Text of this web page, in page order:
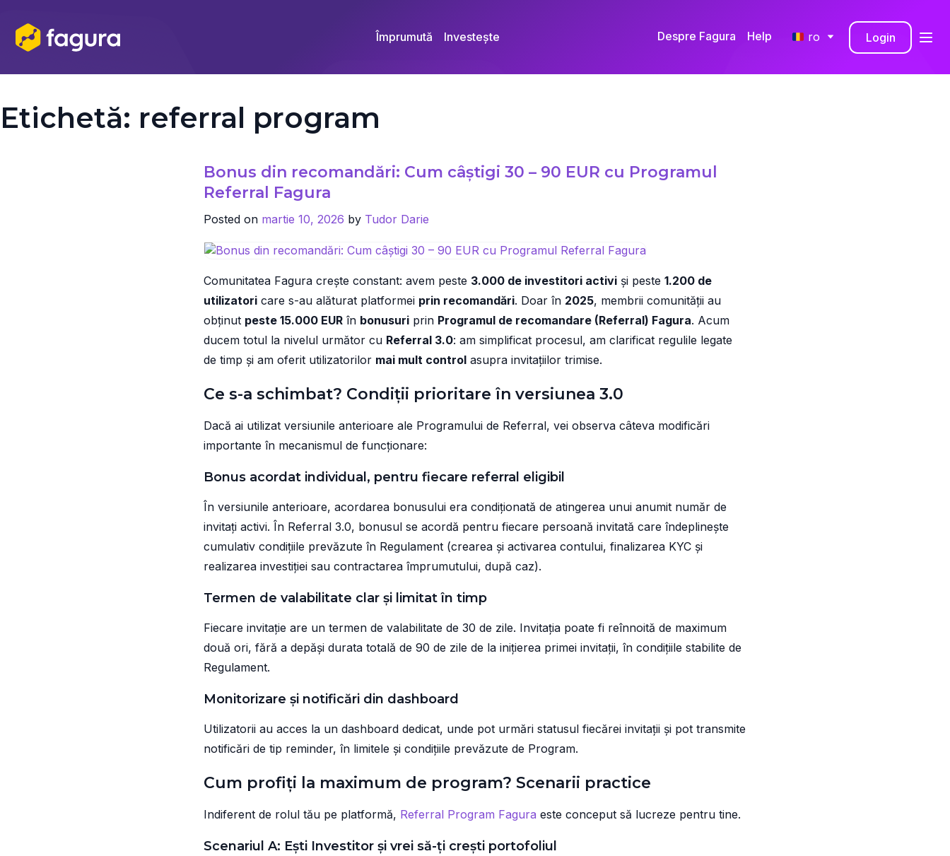
content
Împrumută Investește Despre Fagura Help ro Login
Etichetă: referral program
Bonus din recomandări: Cum câștigi 30 – 90 EUR cu Programul
Referral Fagura
Posted on martie 10, 2026 by Tudor Darie
Comunitatea Fagura crește constant: avem peste 3.000 de investitori activi și peste 1.200 de
utilizatori care s-au alăturat platformei prin recomandări. Doar în 2025, membrii comunității au
obținut peste 15.000 EUR în bonusuri prin Programul de recomandare (Referral) Fagura. Acum
ducem totul la nivelul următor cu Referral 3.0: am simplificat procesul, am clarificat regulile legate
de timp și am oferit utilizatorilor mai mult control asupra invitațiilor trimise.
Ce s-a schimbat? Condiții prioritare în versiunea 3.0
Dacă ai utilizat versiunile anterioare ale Programului de Referral, vei observa câteva modificări
importante în mecanismul de funcționare:
Bonus acordat individual, pentru fiecare referral eligibil
În versiunile anterioare, acordarea bonusului era condiționată de atingerea unui anumit număr de
invitați activi. În Referral 3.0, bonusul se acordă pentru fiecare persoană invitată care îndeplinește
cumulativ condițiile prevăzute în Regulament (crearea și activarea contului, finalizarea KYC și
realizarea investiției sau contractarea împrumutului, după caz).
Termen de valabilitate clar și limitat în timp
Fiecare invitație are un termen de valabilitate de 30 de zile. Invitația poate fi reînnoită de maximum
două ori, fără a depăși durata totală de 90 de zile de la inițierea primei invitații, în condițiile stabilite de
Regulament.
Monitorizare și notificări din dashboard
Utilizatorii au acces la un dashboard dedicat, unde pot urmări statusul fiecărei invitații și pot transmite
notificări de tip reminder, în limitele și condițiile prevăzute de Program.
Cum profiți la maximum de program? Scenarii practice
Indiferent de rolul tău pe platformă, Referral Program Fagura este conceput să lucreze pentru tine.
Scenariul A: Ești Investitor și vrei să-ți crești portofoliul